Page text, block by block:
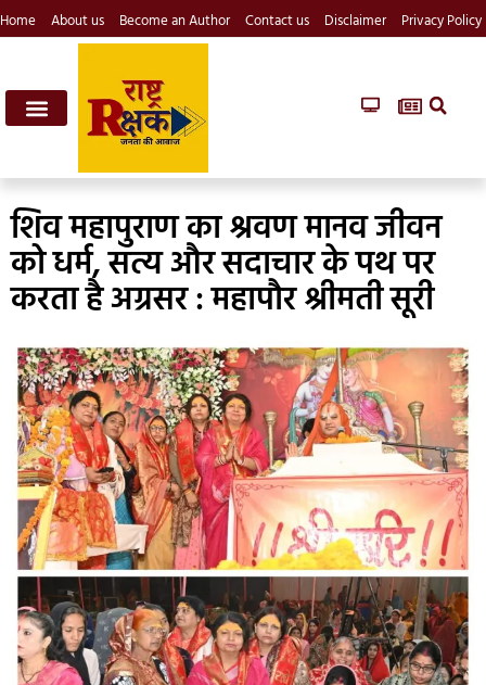
Home About us Become an Author Contact us Disclaimer Privacy Policy
शिव महापुराण का श्रवण मानव जीवन
को धर्म, सत्य और सदाचार के पथ पर
करता है अग्रसर : महापौर श्रीमती सूरी